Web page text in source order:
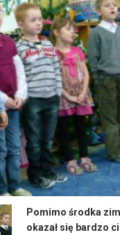
Pomimo środka
okazał się bardzo